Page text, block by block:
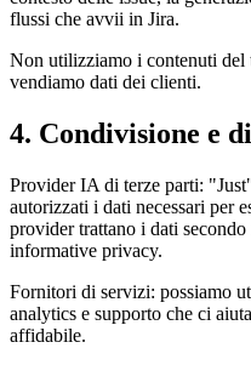
flussi che avvii in Jira.
Non utilizziamo i contenuti del
vendiamo dati dei clienti.
4. Condivisione e
Provider IA di terze parti:
autorizzati i dati necessari per
provider trattano i dati
informative privacy.
Fornitori di servizi: possiamo
analytics e supporto che ci
affidabile.